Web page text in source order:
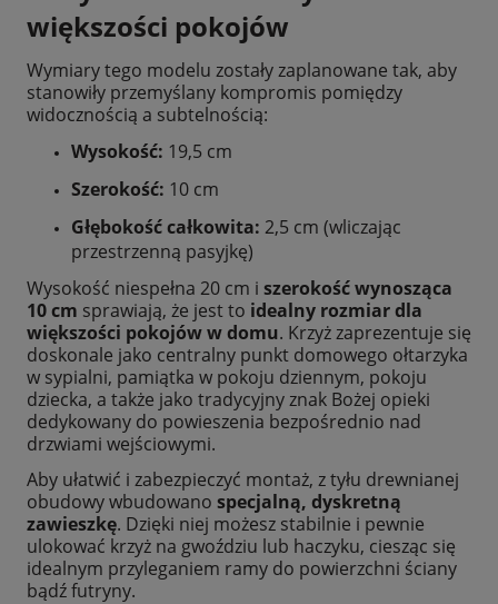
większości pokojów
Wymiary tego modelu zostały zaplanowane tak, aby
stanowiły przemyślany kompromis pomiędzy
widocznością a subtelnością:
Wysokość: 19,5 cm
Szerokość: 10 cm
Głębokość całkowita: 2,5 cm (wliczając
przestrzenną pasyjkę)
Wysokość niespełna 20 cm i szerokość wynosząca
10 cm sprawiają, że jest to idealny rozmiar dla
większości pokojów w domu. Krzyż zaprezentuje się
doskonale jako centralny punkt domowego ołtarzyka
w sypialni, pamiątka w pokoju dziennym, pokoju
dziecka, a także jako tradycyjny znak Bożej opieki
dedykowany do powieszenia bezpośrednio nad
drzwiami wejściowymi.
Aby ułatwić i zabezpieczyć montaż, z tyłu drewnianej
obudowy wbudowano specjalną, dyskretną
zawieszkę. Dzięki niej możesz stabilnie i pewnie
ulokować krzyż na gwoździu lub haczyku, ciesząc się
idealnym przyleganiem ramy do powierzchni ściany
bądź futryny.